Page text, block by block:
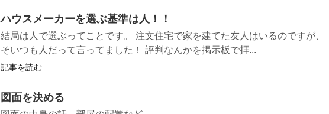
ハウスメーカーを選ぶ基準は人！！
結局は人で選ぶってことです。 注文住宅で家を建てた友人はいるのですが、
そいつも人だって言ってました！ 評判なんかを掲示板で拝...
記事を読む
図面を決める